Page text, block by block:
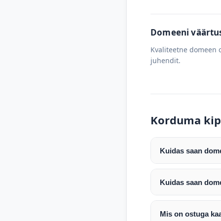
Domeeni
Kvaliteetne domeen
juhendit.
Korduma
Kuidas saan
Pärast makse
enda valitud
Domeeni
Täpsemad
Kuidas saan
Pärast ostu
koodi, millega
Mis on ostuga